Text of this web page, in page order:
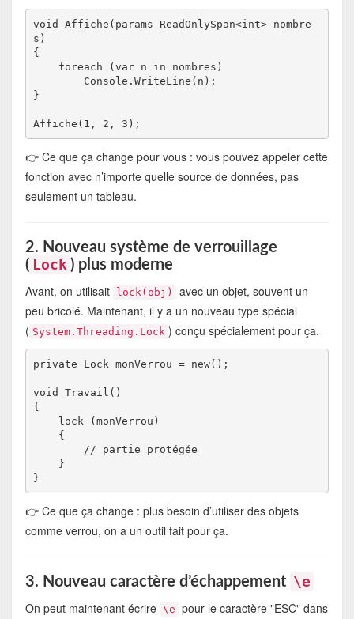
void Affiche(params ReadOnlySpan<int> nombre
s)
{
}
👉 Ce que ça change pour vous : vous pouvez appeler cette
fonction avec n’importe quelle source de données, pas
seulement un tableau.
2. Nouveau système de verrouillage
( Lock ) plus moderne
Avant, on utilisait
lock(obj)
avec un objet, souvent un
peu bricolé. Maintenant, il y a un nouveau type spécial
( System.Threading.Lock ) conçu spécialement pour ça.
private Lock monVerrou = new();
void Travail()
{
👉 Ce que ça change : plus besoin d’utiliser des objets
comme verrou, on a un outil fait pour ça.
3. Nouveau caractère d’échappement \e
On peut maintenant écrire \e pour le caractère "ESC" dans